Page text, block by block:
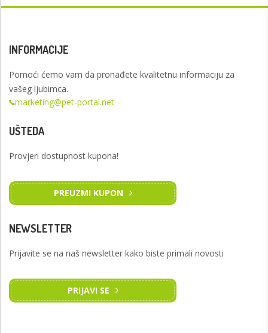
INFORMACIJE
Pomoći ćemo vam da pronađete kvalitetnu informaciju za
vašeg ljubimca.
marketing@pet-portal.net
UŠTEDA
Provjeri dostupnost kupona!
PREUZMI KUPON
NEWSLETTER
Prijavite se na naš newsletter kako biste primali novosti
PRIJAVI SE